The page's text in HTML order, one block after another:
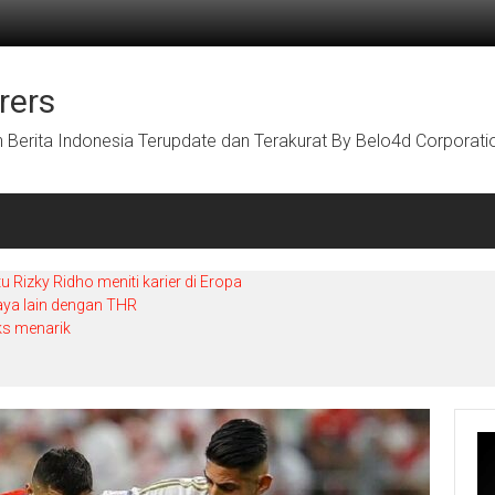
Indonesia Terupdate dan Terakurat By Belo4d
Rizky Ridho meniti karier di Eropa
lain dengan THR
menarik